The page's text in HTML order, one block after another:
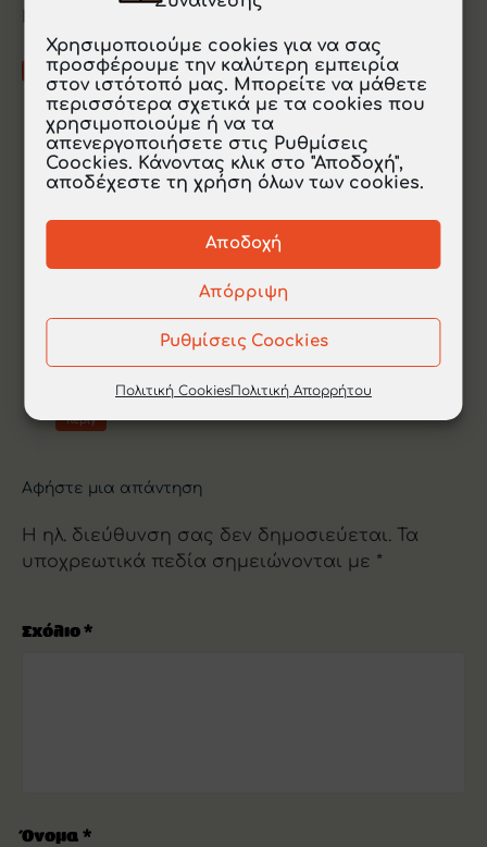
Χρησιμοποιούμε cookies για να σας
προσφέρουμε την καλύτερη εμπειρία
στον ιστότοπό μας. Μπορείτε να μάθετε
περισσότερα σχετικά με τα cookies που
χρησιμοποιούμε ή να τα
απενεργοποιήσετε στις Ρυθμίσεις
Coockies. Κάνοντας κλικ στο "Αποδοχή",
αποδέχεστε τη χρήση όλων των cookies.
Αποδοχή
Απόρριψη
Ρυθμίσεις Coockies
Πολιτική CookiesΠολιτική Απορρήτου
Καταπληκτικό υλικό!!! Ευχαριστούμε!
Reply
EduBox
02/17/2022
Εάν θέλεις, μπορείς να γίνεις μέλος της
https://www.facebook.com/eduboxGR
να μαθαίνεις γρήγορα ό,τι νεότερο
ανεβαίνει στον ιστότοπό μας.
Καλές δουλειές!
Reply
Αφήστε μια απάντηση
Η ηλ. διεύθυνση σας δεν δημοσιεύεται. Τα
υποχρεωτικά πεδία σημειώνονται με *
Σχόλιο *
Όνομα *